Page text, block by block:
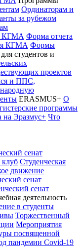
Ординаторам и
за рубежом
КГМА Форма отчета
КГМА Формы
студентов и
проектов
и ППС,
ERASMUS+ О
программы
на Эразмус+ Что
сенат
Студенческая
движение
сенат
сенат
деятельность
в студенты
Торжественный
Мероприятия
посвященной
пандемии Covid-19